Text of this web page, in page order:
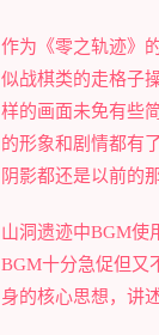
作为《零之轨迹》
似战棋类的走格子
样的画面未免有些
的形象和剧情都有
阴影都还是以前的
山洞遗迹中BGM使
BGM十分急促但又
身的核心思想，讲